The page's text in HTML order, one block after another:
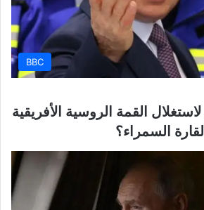
BBC
القمة الروسية الأفريقية
السمراء؟